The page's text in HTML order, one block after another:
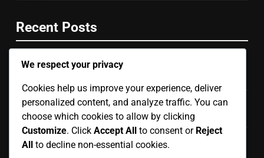
Recent Posts
Podcast Éducatif: Contenu informatif, Expert invité,
Podcast De Santé: Responsabilité éthique, Véracité des
informations, Impact sur l’audience
Podcast D’Animation: Création de personnages,
We respect your privacy
Cookies help us improve your experience, deliver
personalized content, and analyze traffic. You can
choose which cookies to allow by clicking
Customize. Click Accept All to consent or Reject
All to decline non-essential cookies.